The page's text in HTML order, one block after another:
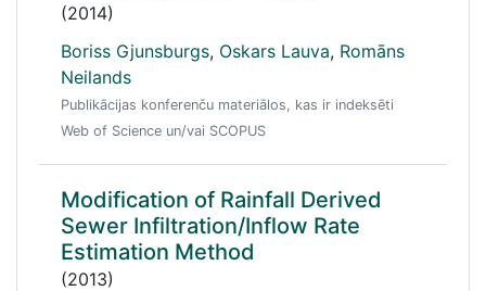
(2014)
Boriss Gjunsburgs, Oskars Lauva, Romāns
Neilands
Publikācijas konferenču materiālos, kas ir indeksēti
Web of Science un/vai SCOPUS
Modification of Rainfall Derived
Sewer Infiltration/Inflow Rate
Estimation Method
(2013)